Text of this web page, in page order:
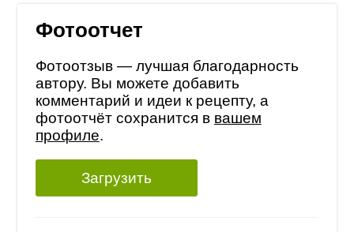
Фотоотчет
Фотоотзыв — лучшая благодарность
автору. Вы можете добавить
комментарий и идеи к рецепту, а
фотоотчёт сохранится в вашем
профиле.
Загрузить